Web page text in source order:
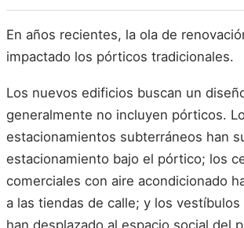
En años recientes, la ola de
impactado los pórticos tradicionales.
Los nuevos edificios buscan un
generalmente no incluyen pórticos.
estacionamientos subterráneos han
estacionamiento bajo el pórtico; los
comerciales con aire acondicionado
a las tiendas de calle; y los
han desplazado al espacio social del